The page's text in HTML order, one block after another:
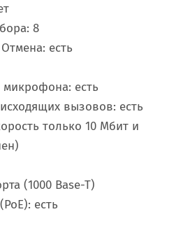
8
есть
есть
вызовов: есть
только 10 Мбит и
(1000 Base-T)
есть